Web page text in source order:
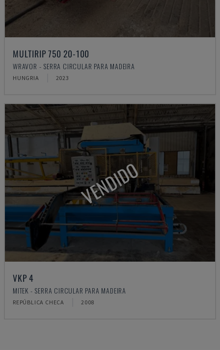
MULTIRIP 750 20-100
WRAVOR - SERRA CIRCULAR PARA MADEIRA
HUNGRIA 2023
VENDIDO
VKP 4
MITEK - SERRA CIRCULAR PARA MADEIRA
REPÚBLICA CHECA 2008